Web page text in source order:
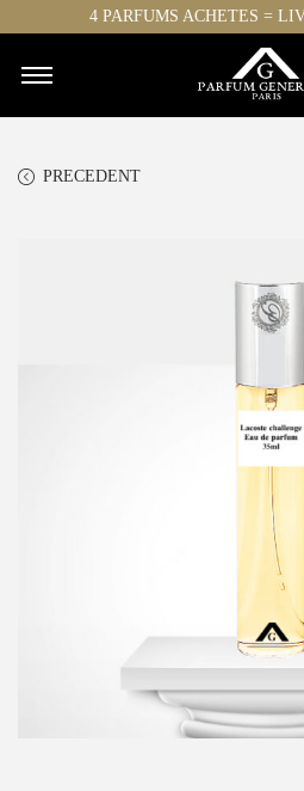
4 PARFUMS ACHETES =
PRECEDENT